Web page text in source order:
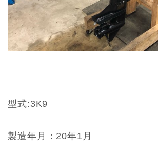
型式:3K9
製造年月：20年1月